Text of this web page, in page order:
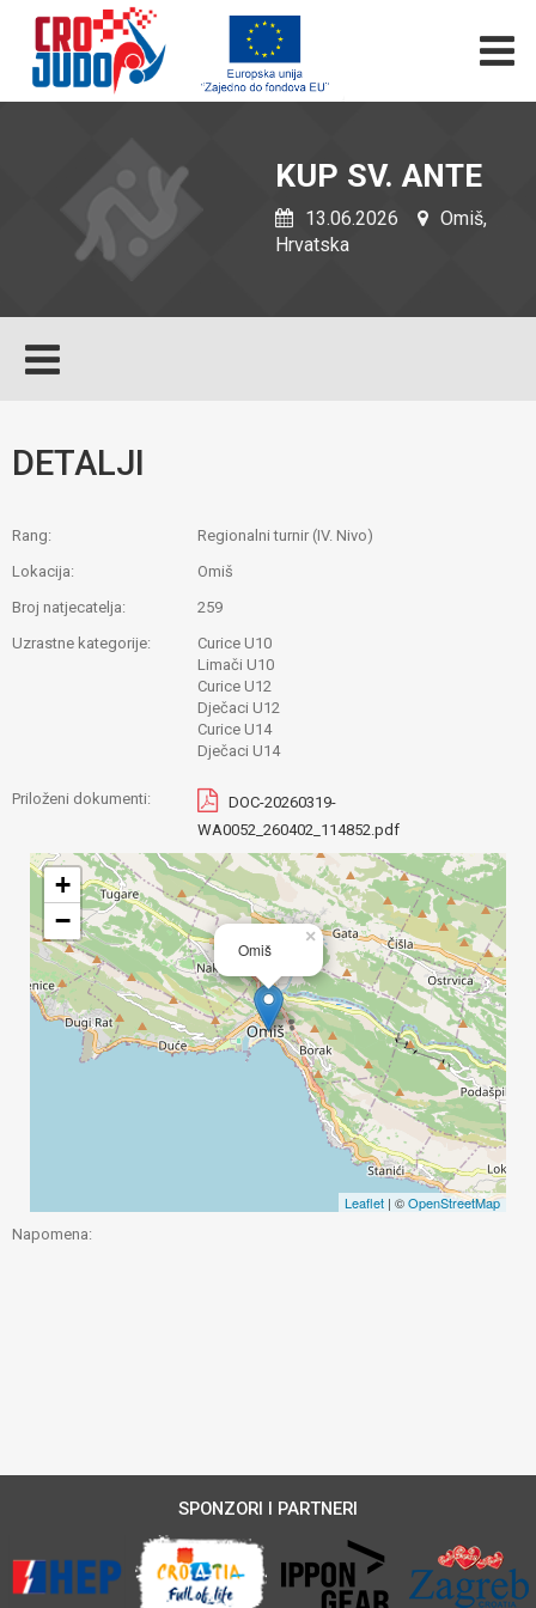
KUP SV. ANTE
13.06.2026
Omiš,
Hrvatska
DETALJI
Rang:
Regionalni turnir (IV. Nivo)
Lokacija:
Omiš
Broj natjecatelja:
259
Uzrastne kategorije:
Curice U10
Limači U10
Curice U12
Dječaci U12
Curice U14
Dječaci U14
Priloženi dokumenti:
DOC-20260319-
WA0052_260402_114852.pdf
Omiš
×
+
−
Leaflet | ©OpenStreetMap
Napomena:
SPONZORI I PARTNERI